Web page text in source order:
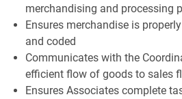
merchandising and processing
Ensures merchandise is
and coded
Communicates with the
efficient flow of goods to sales
Ensures Associates complete